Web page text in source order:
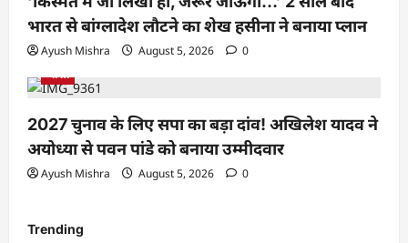
भारत से बांग्लादेश लौटने का शेख हसीना ने बनाया प्लान
Ayush Mishra August 5, 2026
0
भारत
2027 चुनाव के लिए सपा का बड़ा दांव! अखिलेश यादव ने
अयोध्या से पवन पांडे को बनाया उम्मीदवार
Ayush Mishra August 5, 2026 0
Trending